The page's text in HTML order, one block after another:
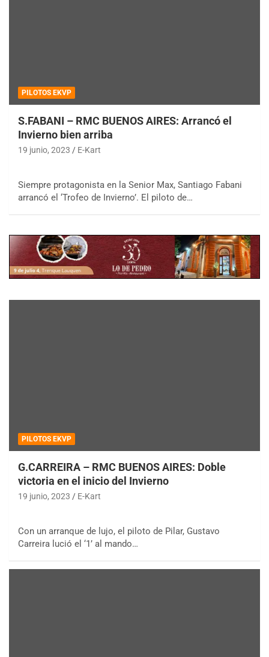
PILOTOS EKVP
S.FABANI – RMC BUENOS AIRES: Arrancó el
Invierno bien arriba
19 junio, 2023 E-Kart
Siempre protagonista en la Senior Max, Santiago Fabani
arrancó el ‘Trofeo de Invierno’. El piloto de…
PILOTOS EKVP
G.CARREIRA – RMC BUENOS AIRES: Doble
victoria en el inicio del Invierno
19 junio, 2023 E-Kart
Con un arranque de lujo, el piloto de Pilar, Gustavo
Carreira lució el ‘1’ al mando…